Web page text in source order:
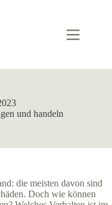
und handeln
die meisten davon sind
Doch wie können